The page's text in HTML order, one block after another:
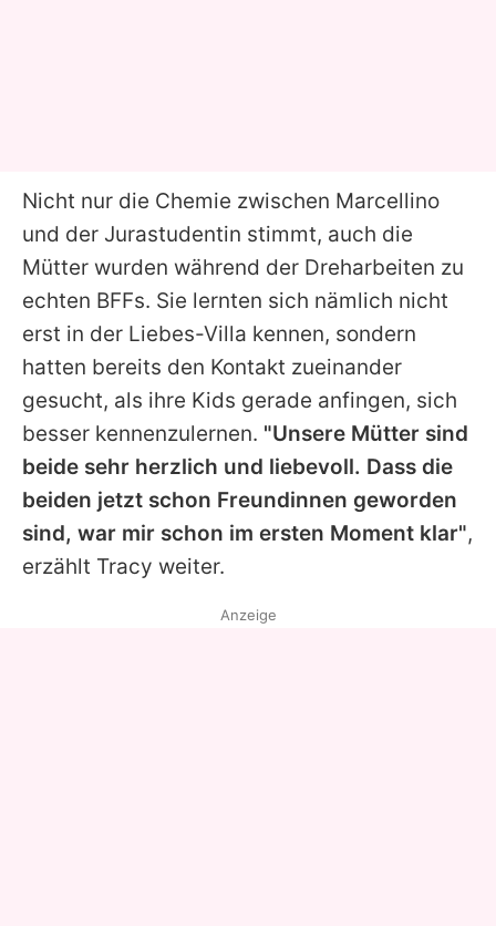
Nicht nur die Chemie zwischen Marcellino
und der Jurastudentin stimmt, auch die
Mütter wurden während der Dreharbeiten zu
echten BFFs. Sie lernten sich nämlich nicht
erst in der Liebes-Villa kennen, sondern
hatten bereits den Kontakt zueinander
gesucht, als ihre Kids gerade anfingen, sich
besser kennenzulernen. "Unsere Mütter sind
beide sehr herzlich und liebevoll. Dass die
beiden jetzt schon Freundinnen geworden
sind, war mir schon im ersten Moment klar",
erzählt Tracy weiter.
Anzeige